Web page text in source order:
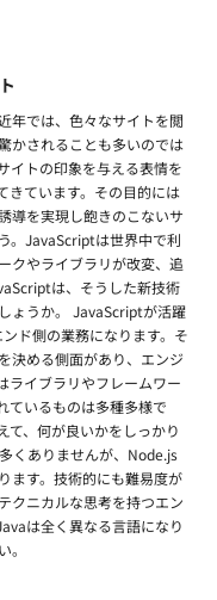
年では、色々なサイトを閲
かされることも多いのでは
イトの印象を与える表情を
きています。その目的には
導を実現し飽きのこないサ
。JavaScriptは世界中で利
クやライブラリが改変、追
は、そうした新技術
ょうか。 JavaScriptが活躍
ド側の業務になります。そ
決める側面があり、エンジ
ライブラリやフレームワー
ているものは多種多様で
て、何が良いかをしっかり
くありませんが、Node.js
ます。技術的にも難易度が
クニカルな思考を持つエン
は全く異なる言語になり